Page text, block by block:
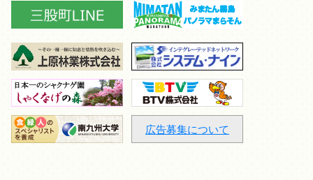
広告募集について